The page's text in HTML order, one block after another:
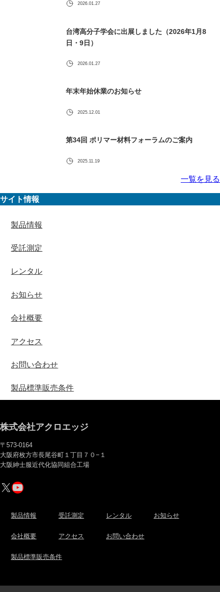
2026.01.27
台湾高分子学会に出展しました（2026年1月8
日・9日）
2026.01.27
年末年始休業のお知らせ
2025.12.01
第34回 ポリマー材料フォーラムのご案内
2025.11.19
一覧を見る
サイト情報
製品情報
受託測定
レンタル
お知らせ
会社概要
アクセス
お問い合わせ
製品標準販売条件
株式会社アクロエッジ
〒573-0164
大阪府枚方市長尾谷町１丁目７０−１
大阪紳士服近代化協同組合工場
X YouTube
製品情報 受託測定 レンタル お知らせ
会社概要 アクセス お問い合わせ
製品標準販売条件